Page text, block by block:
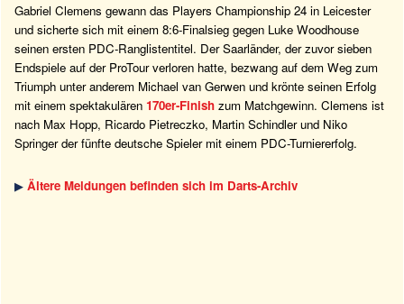
Gabriel Clemens gewann das Players Championship 24 in Leicester
und sicherte sich mit einem 8:6-Finalsieg gegen Luke Woodhouse
seinen ersten PDC-Ranglistentitel. Der Saarländer, der zuvor sieben
Endspiele auf der ProTour verloren hatte, bezwang auf dem Weg zum
Triumph unter anderem Michael van Gerwen und krönte seinen Erfolg
mit einem spektakulären 170er-Finish zum Matchgewinn. Clemens ist
nach Max Hopp, Ricardo Pietreczko, Martin Schindler und Niko
Springer der fünfte deutsche Spieler mit einem PDC-Turniererfolg.
▶ Ältere Meldungen befinden sich im Darts-Archiv